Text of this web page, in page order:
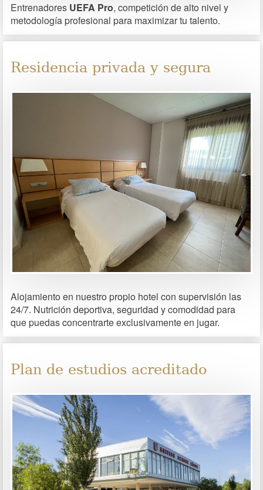
Entrenadores UEFA Pro, competición de alto nivel y
metodología profesional para maximizar tu talento.
Residencia privada y segura
Alojamiento en nuestro propio hotel con supervisión las
24/7. Nutrición deportiva, seguridad y comodidad para
que puedas concentrarte exclusivamente en jugar.
Plan de estudios acreditado